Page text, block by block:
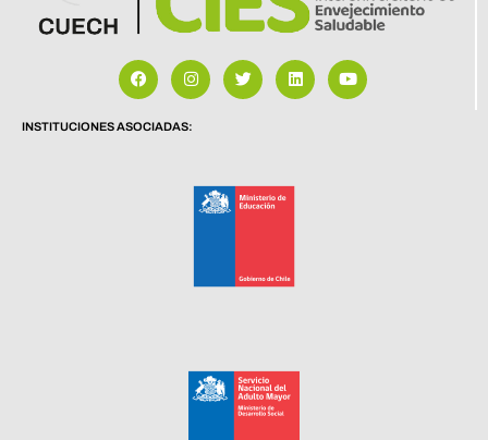
INSTITUCIONES ASOCIADAS: